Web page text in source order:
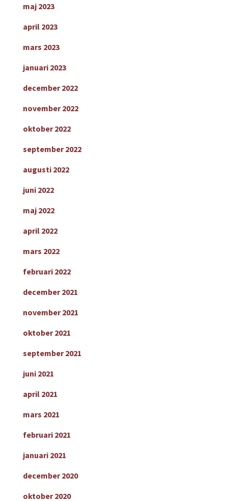
maj 2023
april 2023
mars 2023
januari 2023
december 2022
november 2022
oktober 2022
september 2022
augusti 2022
juni 2022
maj 2022
april 2022
mars 2022
februari 2022
december 2021
november 2021
oktober 2021
september 2021
juni 2021
april 2021
mars 2021
februari 2021
januari 2021
december 2020
oktober 2020